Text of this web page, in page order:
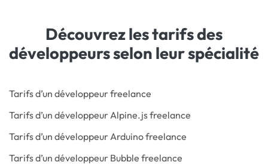
Découvrez les tarifs des
développeurs selon leur spécialité
Tarifs d’un développeur freelance
Tarifs d’un développeur Alpine.js freelance
Tarifs d’un développeur Arduino freelance
Tarifs d’un développeur Bubble freelance